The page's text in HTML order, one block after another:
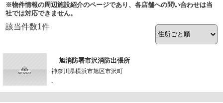
※物件情報の周辺施設紹介のページであり、各店舗への問い合わせは当
社では対応できません。
該当件数1件
旭消防署市沢消防出張所
神奈川県横浜市旭区市沢町
-